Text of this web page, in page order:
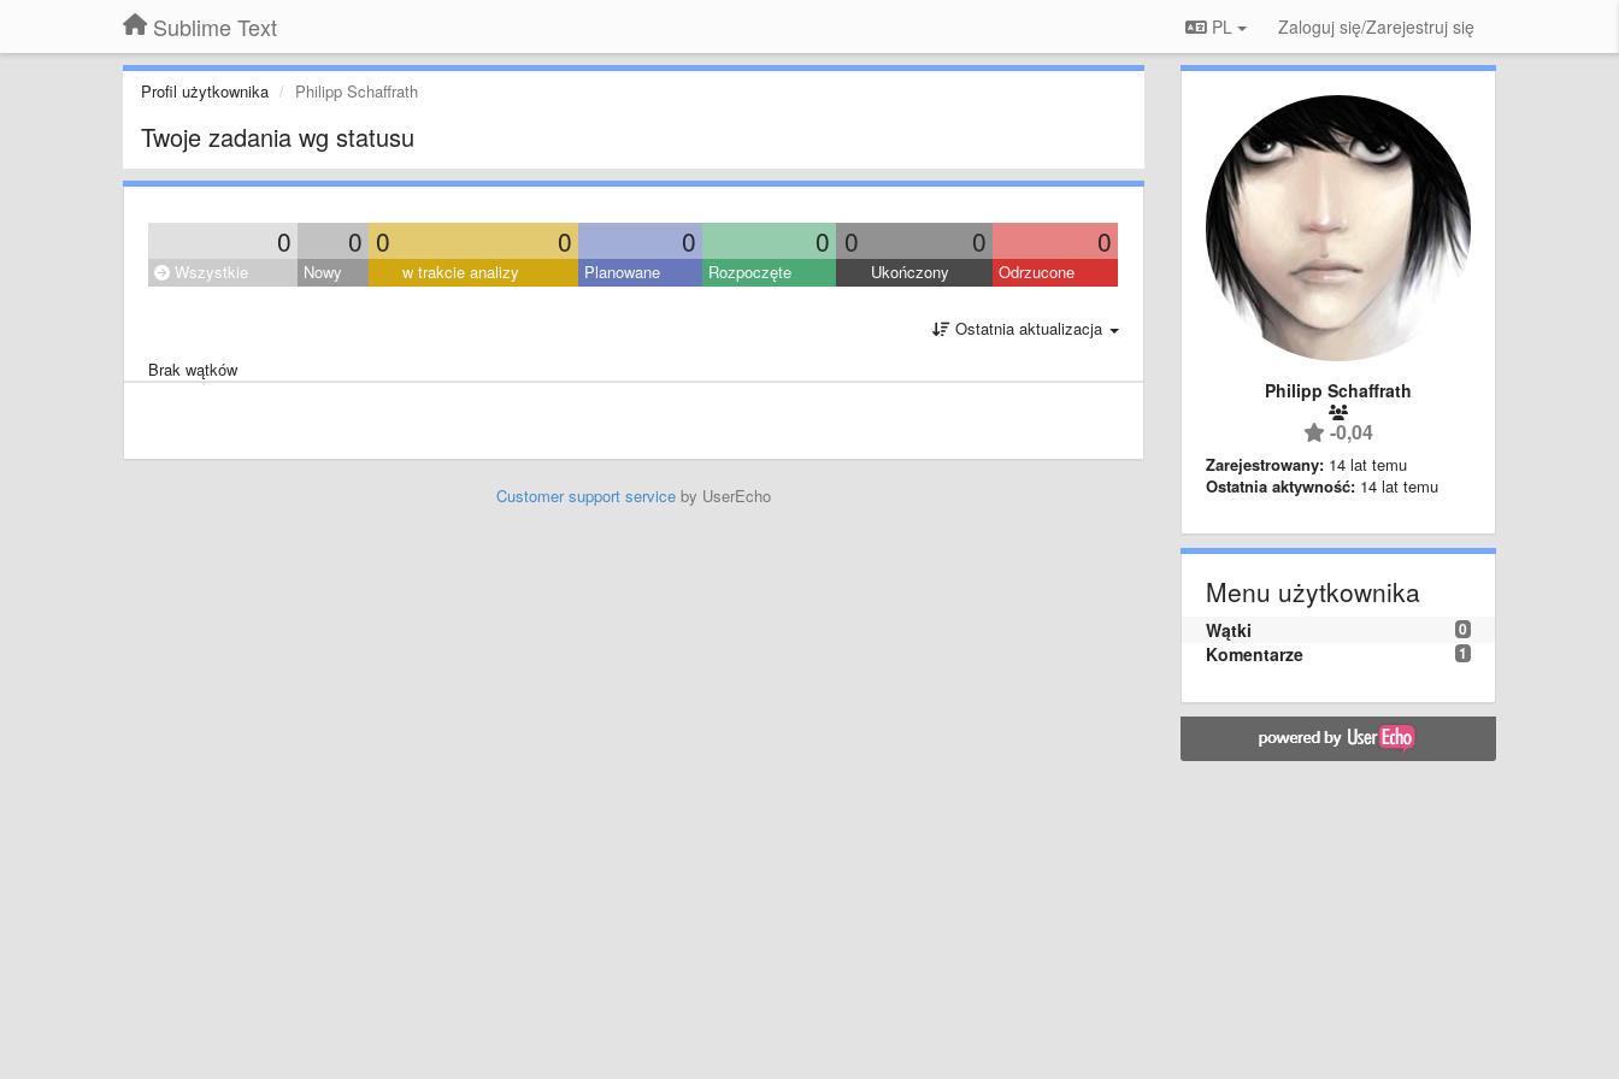
Sublime Text PL Zaloguj się/Zarejestruj się
Profil użytkownika Philipp Schaffrath
Twoje zadania wg statusu
0 0 0 0 0 0 0 0 0
Wszystkie Nowy w trakcie analizy Planowane Rozpoczęte Ukończony Odrzucone
Ostatnia aktualizacja
Brak wątków
Customer support serviceby UserEcho
Philipp Schaffrath
-0,04
Zarejestrowany: 14 lat temu
Ostatnia aktywność: 14 lat temu
Menu użytkownika
0
Wątki
1
Komentarze